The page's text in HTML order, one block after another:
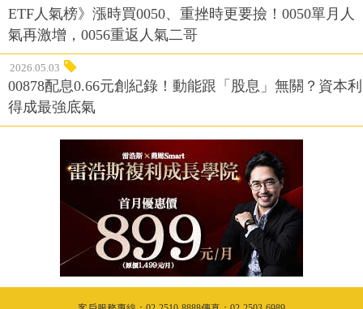
ETF人氣榜》漲時買0050、重挫時更要撿！0050單月人
氣再激增，0056重返人氣二哥
2026.05.03
00878配息0.66元創紀錄！動能跟「股息」無關？資本利
得成最強底氣